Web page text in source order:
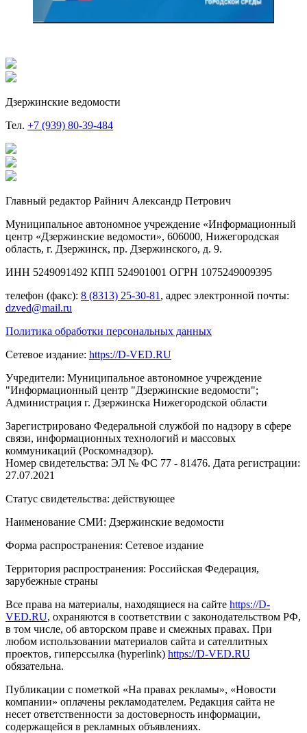
Дзержинские ведомости
Тел. +7 (939) 80-39-484
Главный редактор Райнич Александр Петрович
Муниципальное автономное учреждение «Информационный
центр «Дзержинские ведомости», 606000, Нижегородская
область, г. Дзержинск, пр. Дзержинского, д. 9.
ИНН 5249091492 КПП 524901001 ОГРН 1075249009395
телефон (факс): 8 (8313) 25-30-81 , адрес электронной почты:
dzved@mail.ru
Политика обработки персональных данных
Сетевое издание: https://D-VED.RU
Учредители: Муниципальное автономное учреждение
"Информационный центр "Дзержинские ведомости";
Администрация г. Дзержинска Нижегородской области
Зарегистрировано Федеральной службой по надзору в сфере
связи, информационных технологий и массовых
коммуникаций (Роскомнадзор).
Номер свидетельства: ЭЛ № ФС 77 - 81476. Дата регистрации:
27.07.2021
Статус свидетельства: действующее
Наименование СМИ: Дзержинские ведомости
Форма распространения: Сетевое издание
Территория распространения: Российская Федерация,
зарубежные страны
Все права на материалы, находящиеся на сайте https://D-
VED.RU, охраняются в соответствии с законодательством РФ,
в том числе, об авторском праве и смежных правах. При
любом использовании материалов сайта и сателлитных
проектов, гиперссылка (hyperlink) https://D-VED.RU
обязательна.
Публикации с пометкой «На правах рекламы», «Новости
компании» оплачены рекламодателем. Редакция сайта не
несет ответственности за достоверность информации,
содержащейся в рекламных объявлениях.